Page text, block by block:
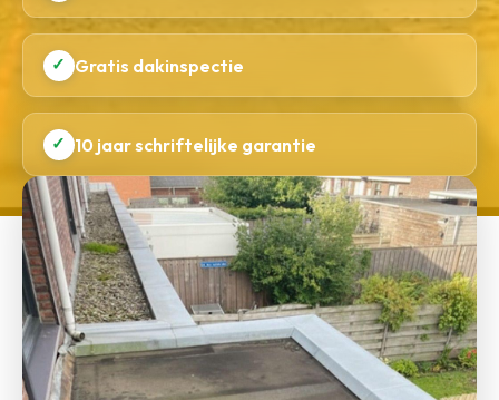
✓ Gratis dakinspectie
✓ 10 jaar schriftelijke garantie